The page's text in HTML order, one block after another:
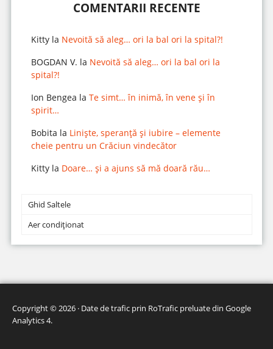
COMENTARII RECENTE
Kittyla Nevoită să aleg… ori la bal ori la spital?!
BOGDAN V. la Nevoită să aleg… ori la bal ori la
spital?!
Ion Bengea la Te simt… în inimă, în vene și în
spirit…
Bobita la Liniște, speranță și iubire – elemente
cheie pentru un Crăciun vindecător
Kittyla Doare… și a ajuns să mă doară rău…
Ghid Saltele
Aer condiționat
Copyright © 2026 · Date de trafic prin RoTrafic preluate din Google
Analytics 4.